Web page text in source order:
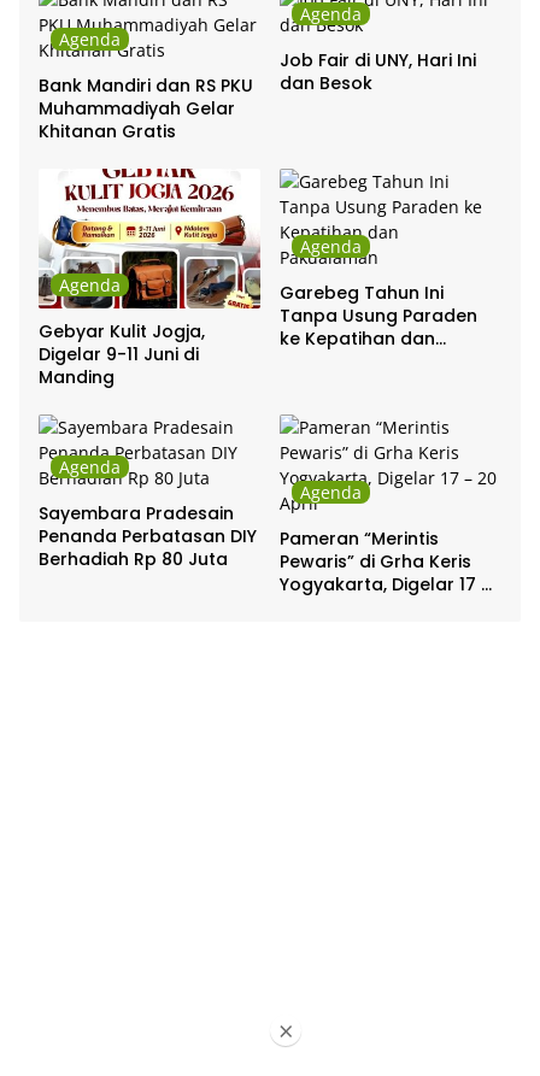
Agenda
Bank Mandiri dan RS PKU
Muhammadiyah Gelar
Khitanan Gratis
Agenda
Job Fair di UNY, Hari Ini
dan Besok
Agenda
Gebyar Kulit Jogja,
Digelar 9-11 Juni di
Manding
Agenda
Garebeg Tahun Ini
Tanpa Usung Paraden
ke Kepatihan dan
Agenda
Sayembara Pradesain
Penanda Perbatasan DIY
Berhadiah Rp 80 Juta
Agenda
Pameran “Merintis
Pewaris” di Grha Keris
Yogyakarta, Digelar 17 –
×